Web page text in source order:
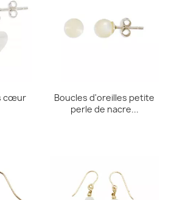
cœur
Boucles d'oreilles petite
perle de nacre...